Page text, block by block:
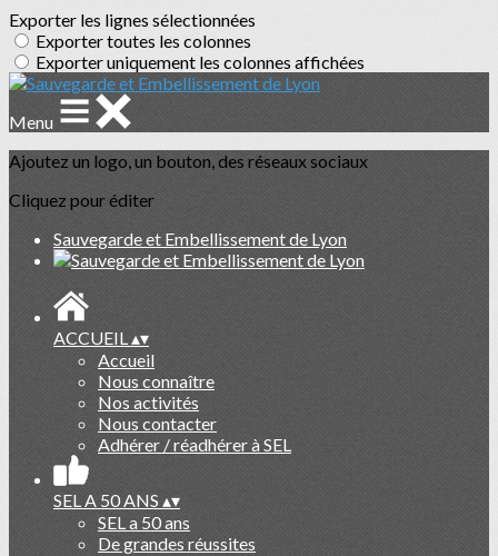
Exporter les lignes sélectionnées
Exporter toutes les colonnes
Exporter uniquement les colonnes affichées
Menu
Ajoutez un logo, un bouton, des réseaux sociaux
Cliquez pour éditer
Sauvegarde et Embellissement de Lyon
ACCUEIL▴▾
Accueil
Nous connaître
Nos activités
Nous contacter
Adhérer / réadhérer à SEL
SEL A 50 ANS ▴▾
SEL a 50 ans
De grandes réussites